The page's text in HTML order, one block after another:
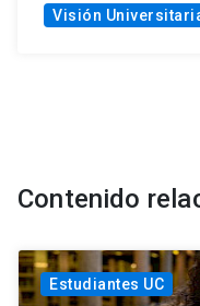
Visión
Contenido
Estudiantes UC